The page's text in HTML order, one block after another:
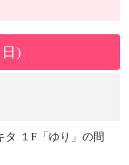
)
タ １F「ゆり」の間